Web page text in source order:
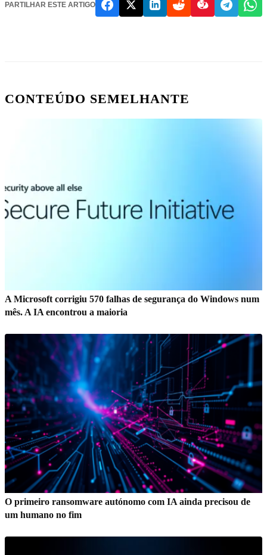
PARTILHAR ESTE ARTIGO
CONTEÚDO SEMELHANTE
A Microsoft corrigiu 570 falhas de segurança do Windows num
mês. A IA encontrou a maioria
O primeiro ransomware autónomo com IA ainda precisou de
um humano no fim